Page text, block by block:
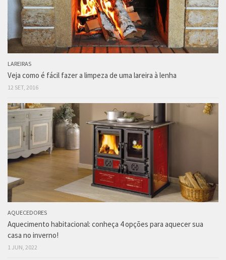
LAREIRAS
Veja como é fácil fazer a limpeza de uma lareira à lenha
12 SET, 2016
AQUECEDORES
Aquecimento habitacional: conheça 4 opções para aquecer sua
casa no inverno!
1 JUN, 2022